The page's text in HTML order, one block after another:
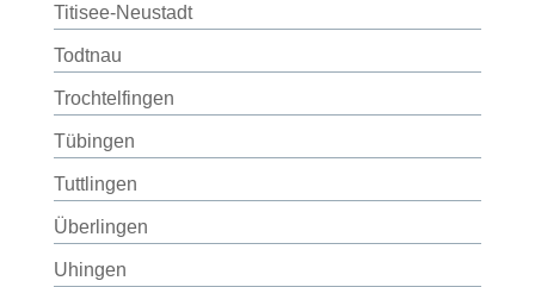
Titisee-Neustadt
Todtnau
Trochtelfingen
Tübingen
Tuttlingen
Überlingen
Uhingen